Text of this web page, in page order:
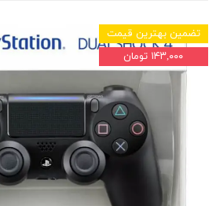
تضمین بهترین قیمت
۱۴۳,۰۰۰ تومان